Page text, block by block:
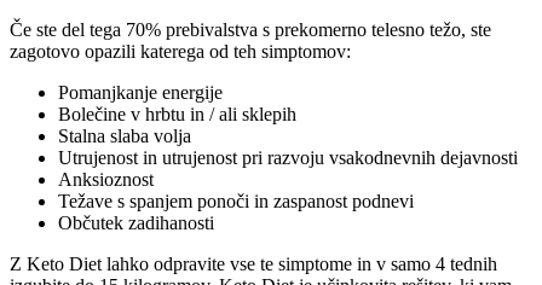
Če ste del tega 70% prebivalstva s prekomerno telesno težo, ste
zagotovo opazili katerega od teh simptomov:
Pomanjkanje energije
Bolečine v hrbtu in / ali sklepih
Stalna slaba volja
Utrujenost in utrujenost pri razvoju vsakodnevnih dejavnosti
Anksioznost
Težave s spanjem ponoči in zaspanost podnevi
Občutek zadihanosti
Z Keto Diet lahko odpravite vse te simptome in v samo 4 tednih